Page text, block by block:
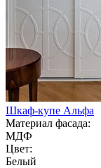
Шкаф-купе Альфа
Материал фасада:
МДФ
Цвет:
Белый